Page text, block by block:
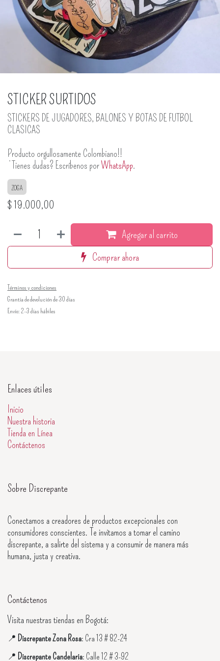
STICKER SURTIDOS
STICKERS DE JUGADORES, BALONES Y BOTAS DE FUTBOL
CLASICAS
Producto orgullosamente Colombiano!!
¿Tienes dudas? Escríbenos porWhatsApp.
ZOGA
$ 19.000,00
Agregar al carrito
Comprar ahora
Términos y condiciones
Grantía de devolución de 30 días
Envío: 2-3 días hábiles
Enlaces útiles
Inicio
Nuestra historia
Tienda en Línea
Contáctenos
Sobre Discrepante
Conectamos a creadores de productos excepcionales con
consumidores conscientes. Te invitamos a tomar el camino
discrepante, a salirte del sistema y a consumir de manera más
humana, justa y creativa.
Contáctenos
Visita nuestras tiendas en Bogotá:
📍 Discrepante Zona Rosa: Cra 13 # 82-24
📍 Discrepante Candelaria: Calle 12 # 3-92